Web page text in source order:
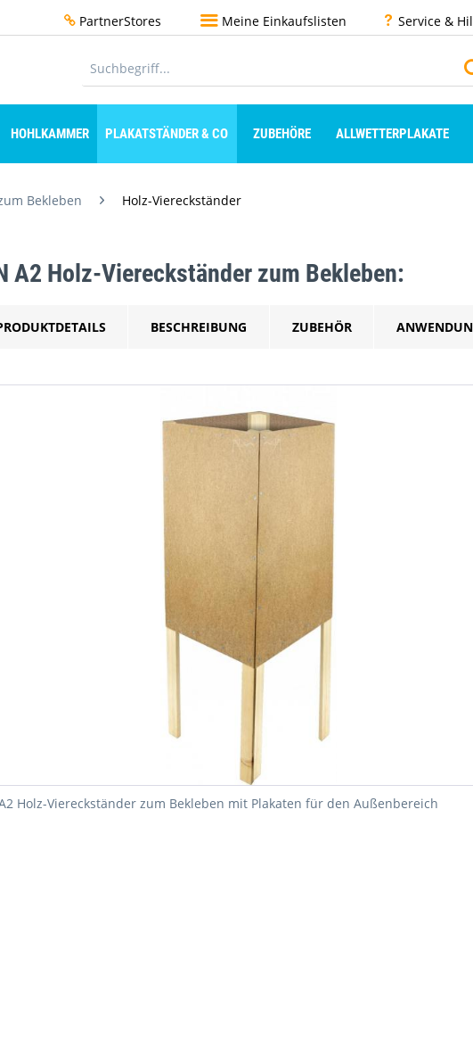
PartnerStores Meine Einkaufslisten Service &
HOHLKAMMER PLAKATSTÄNDER & CO ZUBEHÖRE ALLWETTERPLAKATE
Bekleben Holz-Viereckständer
A2 Holz-Viereckständer zum Bekleben:
BESCHREIBUNG ZUBEHÖR
Holz-Viereckständer zum Bekleben mit Plakaten für den Außenbereich